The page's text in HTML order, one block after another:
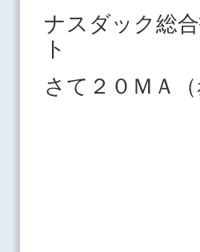
ナスダック総
さて２０ＭＡ